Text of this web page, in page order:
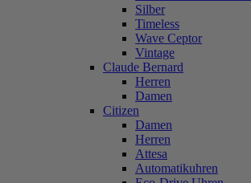
Silber
Timeless
Wave Ceptor
Vintage
Claude Bernard
Herren
Damen
Citizen
Damen
Herren
Attesa
Automatikuhren